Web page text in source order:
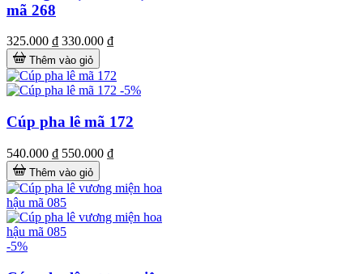
mã 268
325.000 ₫ 330.000 ₫
Thêm vào giỏ
-5%
Cúp pha lê mã 172
540.000 ₫ 550.000 ₫
Thêm vào giỏ
-5%